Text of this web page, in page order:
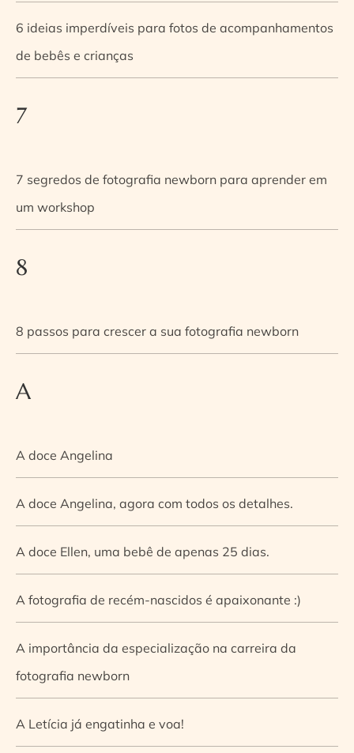
6 ideias imperdíveis para fotos de acompanhamentos
de bebês e crianças
7
7 segredos de fotografia newborn para aprender em
um workshop
8
8 passos para crescer a sua fotografia newborn
A
A doce Angelina
A doce Angelina, agora com todos os detalhes.
A doce Ellen, uma bebê de apenas 25 dias.
A fotografia de recém-nascidos é apaixonante :)
A importância da especialização na carreira da
fotografia newborn
A Letícia já engatinha e voa!